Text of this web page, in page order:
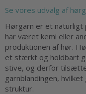
Se vores udvalg af
Hørgarn er et
har været kemi eller
produktionen af hør.
et stærkt og holdbart
stive, og derfor
garnblandingen,
struktur.